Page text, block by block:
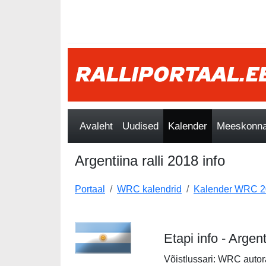
Avaleht Uudised Kalender
Argentiina ralli 2018 info
Portaal WRC kalendrid Kalender WRC
Etapi info -
Võistlussari: WRC